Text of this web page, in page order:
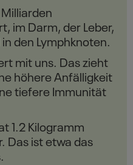
im Darm, der Leber,
den Lymphknoten.
mit uns. Das zieht
höhere Anfälligkeit
tiefere Immunität
1.2 Kilogramm
Das ist etwa das